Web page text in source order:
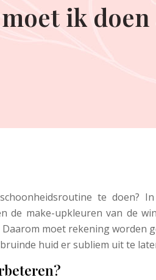
ik
te doen?
de make-upkleuren van de
moet rekening worden
huid er subliem uit te